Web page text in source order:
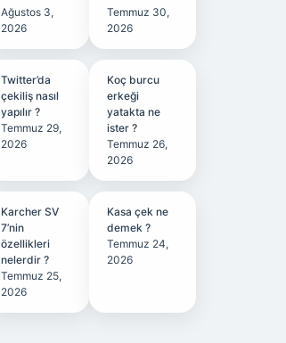
Ağustos 3,
2026
Temmuz 30,
2026
Twitter’da
çekiliş nasıl
yapılır ?
Temmuz 29,
2026
Koç burcu
erkeği
yatakta ne
ister ?
Temmuz 26,
2026
Karcher SV
7’nin
özellikleri
nelerdir ?
Temmuz 25,
2026
Kasa çek ne
demek ?
Temmuz 24,
2026